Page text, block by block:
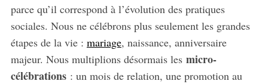
parce qu’il correspond à l’évolution des pratiques
sociales. Nous ne célébrons plus seulement les grandes
étapes de la vie : mariage, naissance, anniversaire
majeur. Nous multiplions désormais les micro-
célébrations: un mois de relation, une promotion au